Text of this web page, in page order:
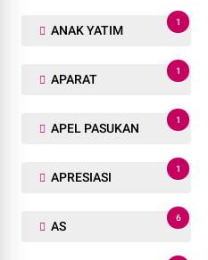
ANAK YATIM
1
APARAT
1
APEL PASUKAN
1
APRESIASI
1
AS
6